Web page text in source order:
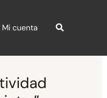
Mi cuenta